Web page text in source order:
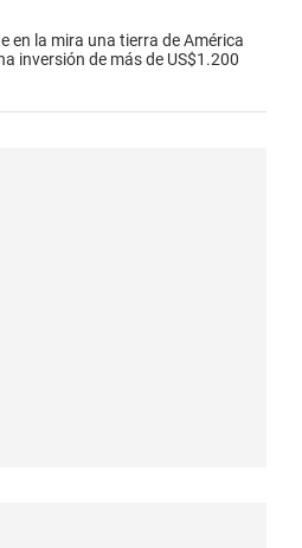
en la mira una tierra de América
inversión de más de US$1.200